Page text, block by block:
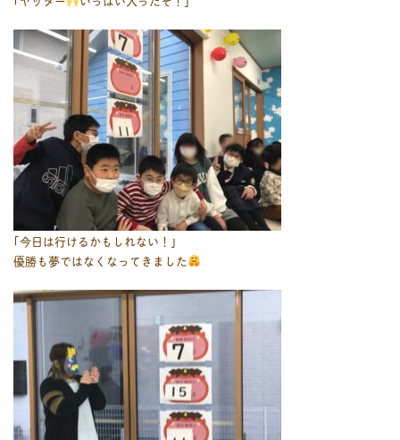
｢今日は行けるかもしれない！｣
優勝も夢ではなくなってきました